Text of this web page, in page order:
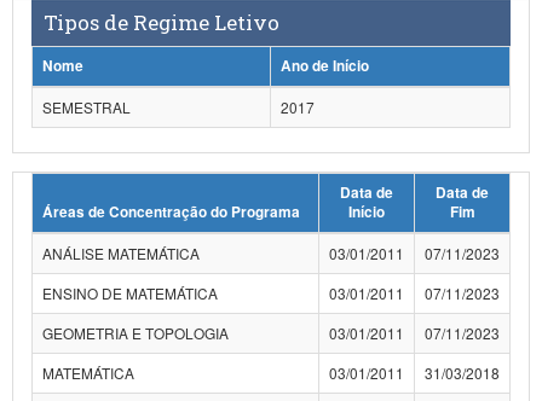
Tipos de Regime Letivo
Nome
Ano de Início
SEMESTRAL
2017
Áreas de Concentração do Programa
Data de
Início
Data de
Fim
ANÁLISE MATEMÁTICA
03/01/2011
07/11/2023
ENSINO DE MATEMÁTICA
03/01/2011
07/11/2023
GEOMETRIA E TOPOLOGIA
03/01/2011
07/11/2023
MATEMÁTICA
03/01/2011
31/03/2018